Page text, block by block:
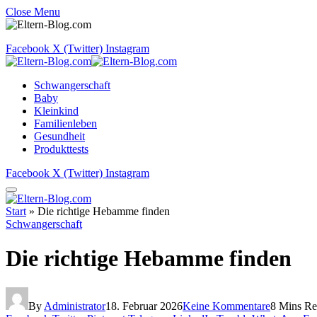
Close Menu
Facebook X (Twitter) Instagram
Schwangerschaft
Baby
Kleinkind
Familienleben
Gesundheit
Produkttests
Facebook X (Twitter) Instagram
Start » Die richtige Hebamme finden
Schwangerschaft
Die richtige Hebamme finden
By Administrator18. Februar 2026Keine Kommentare8 Mins